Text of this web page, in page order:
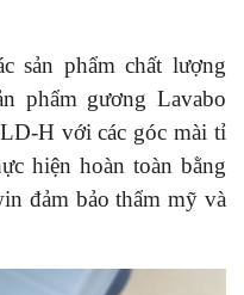
sản phẩm chất lượng
phẩm gương Lavabo
H với các góc mài tỉ
hiện hoàn toàn bằng
đảm bảo thẩm mỹ và